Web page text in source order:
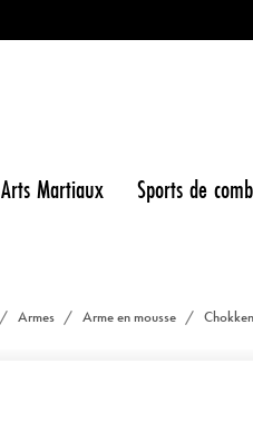
Arts Martiaux Sports de
Armes Arme en mousse